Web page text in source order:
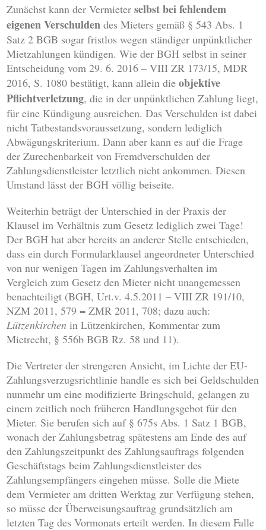
Zunächst kann der Vermieterselbst bei fehlendem
eigenen Verschuldendes Mieters gemäß § 543 Abs. 1
Satz 2 BGB sogar fristlos wegen ständiger unpünktlicher
Mietzahlungen kündigen. Wie der BGH selbst in seiner
Entscheidung vom 29. 6. 2016 – VIII ZR 173/15, MDR
2016, S. 1080 bestätigt, kann allein dieobjektive
Pflichtverletzung, die in der unpünktlichen Zahlung liegt,
für eine Kündigung ausreichen. Das Verschulden ist dabei
nicht Tatbestandsvoraussetzung, sondern lediglich
Abwägungskriterium. Dann aber kann es auf die Frage
der Zurechenbarkeit von Fremdverschulden der
Zahlungsdienstleister letztlich nicht ankommen. Diesen
Umstand lässt der BGH völlig beiseite.
Weiterhin beträgt der Unterschied in der Praxis der
Klausel im Verhältnis zum Gesetz lediglich zwei Tage!
Der BGH hat aber bereits an anderer Stelle entschieden,
dass ein durch Formularklausel angeordneter Unterschied
von nur wenigen Tagen im Zahlungsverhalten im
Vergleich zum Gesetz den Mieter nicht unangemessen
benachteiligt (BGH, Urt.v. 4.5.2011 – VIII ZR 191/10,
NZM 2011, 579 = ZMR 2011, 708; dazu auch:
Lützenkirchen in Lützenkirchen, Kommentar zum
Mietrecht, § 556b BGB Rz. 58 und 11).
Die Vertreter der strengeren Ansicht, im Lichte der EU-
Zahlungsverzugsrichtlinie handle es sich bei Geldschulden
nunmehr um eine modifizierte Bringschuld, gelangen zu
einem zeitlich noch früheren Handlungsgebot für den
Mieter. Sie berufen sich auf § 675s Abs. 1 Satz 1 BGB,
wonach der Zahlungsbetrag spätestens am Ende des auf
den Zahlungszeitpunkt des Zahlungsauftrags folgenden
Geschäftstags beim Zahlungsdienstleister des
Zahlungsempfängers eingehen müsse. Solle die Miete
dem Vermieter am dritten Werktag zur Verfügung stehen,
so müsse der Überweisungsauftrag grundsätzlich am
letzten Tag des Vormonats erteilt werden. In diesem Falle